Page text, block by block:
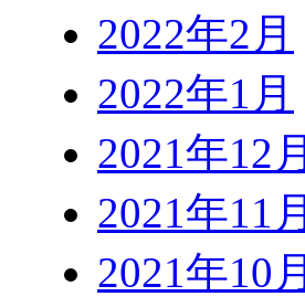
2022年2月
2022年1月
2021年12月
2021年11月
2021年10月